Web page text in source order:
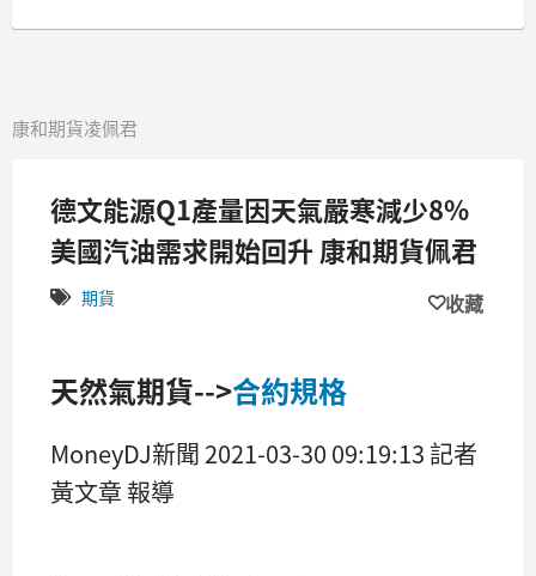
康和期貨凌佩君
德文能源Q1產量因天氣嚴寒減少8%
美國汽油需求開始回升 康和期貨佩君
期貨 收藏
天然氣期貨-->合約規格
MoneyDJ新聞 2021-03-30 09:19:13 記者
黃文章 報導